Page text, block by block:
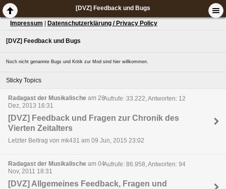
[DVZ] Feedback und Bugs
Impressum Datenschutzerklärung / Privacy Policy
[DVZ] Feedback und Bugs
Noch nicht genannte Bugs und Kritik zur Mod sind hier willkommen.
Sticky Topics
Radagast der Musikalische am 28
Dez, 2013 16:31
Aufrufe: 33.222, Antworten: 12
[DVZ] Feedback und Fragen zur Chronik des
Vierten Zeitalters
Letzter Beitrag von mk431 am 09 Jun, 2015 23:02
Radagast der Musikalische am 04
Nov, 2011 18:31
Aufrufe: 86.958, Antworten: 94
[DVZ] Allgemeines Feedback, Fragen und